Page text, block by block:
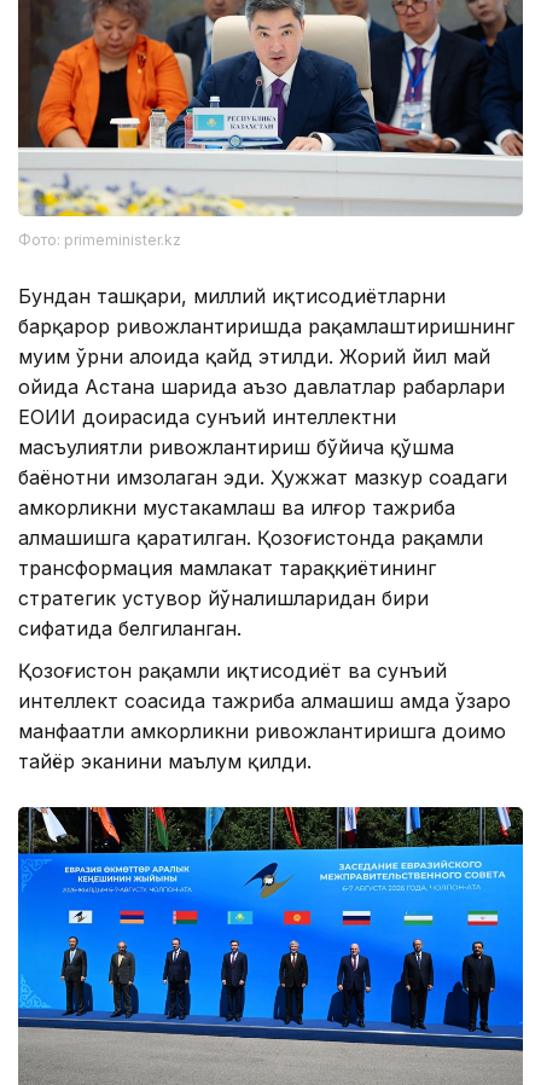
Фото: primeminister.kz
Бундан ташқари, миллий иқтисодиётларни
барқарор ривожлантиришда рақамлаштиришнинг
муҳим ўрни алоҳида қайд этилди. Жорий йил май
ойида Астана шаҳрида аъзо давлатлар раҳбарлари
ЕОИИ доирасида сунъий интеллектни
масъулиятли ривожлантириш бўйича қўшма
баёнотни имзолаган эди. Ҳужжат мазкур соҳадаги
ҳамкорликни мустаҳкамлаш ва илғор тажриба
алмашишга қаратилган. Қозоғистонда рақамли
трансформация мамлакат тараққиётининг
стратегик устувор йўналишларидан бири
сифатида белгиланган.
Қозоғистон рақамли иқтисодиёт ва сунъий
интеллект соҳасида тажриба алмашиш ҳамда ўзаро
манфаатли ҳамкорликни ривожлантиришга доимо
тайёр эканини маълум қилди.